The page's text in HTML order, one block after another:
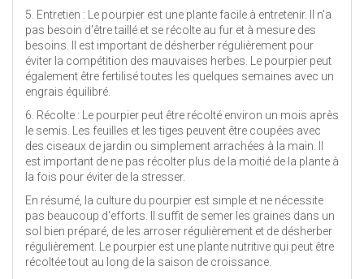
5. Entretien : Le pourpier est une plante facile à entretenir. Il n'a
pas besoin d'être taillé et se récolte au fur et à mesure des
besoins. Il est important de désherber régulièrement pour
éviter la compétition des mauvaises herbes. Le pourpier peut
également être fertilisé toutes les quelques semaines avec un
engrais équilibré.
6. Récolte : Le pourpier peut être récolté environ un mois après
le semis. Les feuilles et les tiges peuvent être coupées avec
des ciseaux de jardin ou simplement arrachées à la main. Il
est important de ne pas récolter plus de la moitié de la plante à
la fois pour éviter de la stresser.
En résumé, la culture du pourpier est simple et ne nécessite
pas beaucoup d'efforts. Il suffit de semer les graines dans un
sol bien préparé, de les arroser régulièrement et de désherber
régulièrement. Le pourpier est une plante nutritive qui peut être
récoltée tout au long de la saison de croissance.